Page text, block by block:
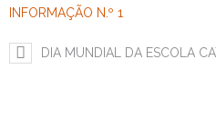
INFORMAÇÃO N.º 1
DIA MUNDIAL DA ESCOLA